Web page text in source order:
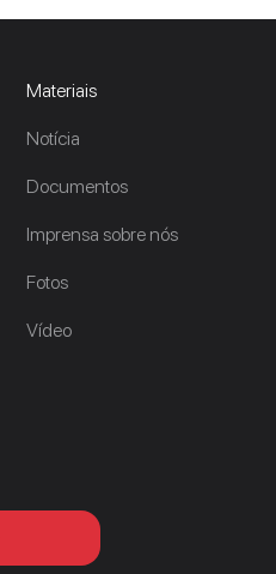
Materiais
Notícia
Documentos
Imprensa sobre nós
Fotos
Vídeo